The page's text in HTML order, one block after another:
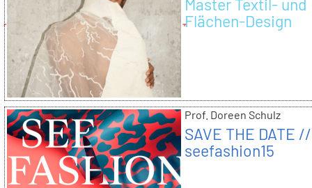
Master Textil- und
Flächen-Design
Prof. Doreen Schulz
SAVE THE DATE //
seefashion15